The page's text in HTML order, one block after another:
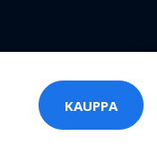
KAUPPA